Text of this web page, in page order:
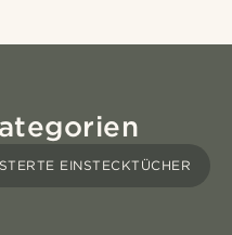
EINSTECKTÜCHER